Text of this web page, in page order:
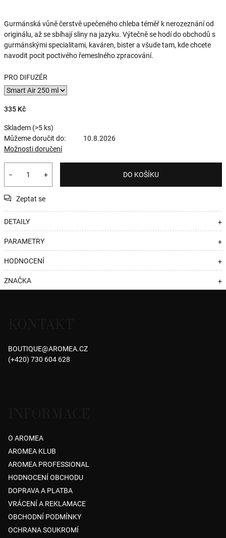
Gurmánská vůně čerstvě upečeného chleba téměř k nerozeznání od
originálu, až se sbíhají sliny na jazyku. Výtečně se hodí do obchodů s
gurmánskými specialitami, kaváren, bister a všude tam, kde chcete
navodit pocit poctivého řemeslného zpracování.
PRO DIFUZÉR
335 Kč
Skladem (>5 ks)
Můžeme doručit do:
10.8.2026
Možnosti doručení
+
− DO KOŠÍKU
Zeptat se
DETAILY +
PARAMETRY +
HODNOCENÍ +
ZNAČKA +
BOUTIQUE@AROMEA.CZ
(+420) 730 604 628
O AROMEA
AROMEA KLUB
AROMEA PROFESSIONAL
HODNOCENÍ OBCHODU
DOPRAVA A PLATBA
VRÁCENÍ A REKLAMACE
OBCHODNÍ PODMÍNKY
OCHRANA SOUKROMÍ